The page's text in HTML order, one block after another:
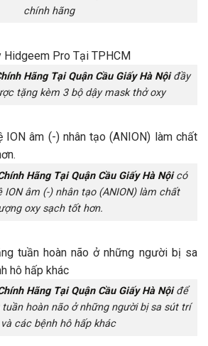
chính hãng
Hãng Tại Quận Cầu Giấy Hà Nội đầy
tặng kèm 3 bộ dậy mask thở oxy
Hãng Tại Quận Cầu Giấy Hà Nộicó
ION âm (-) nhân tạo (ANION) làm chất
oxy sạch tốt hơn.
Hãng Tại Quận Cầu Giấy Hà Nộiđể
hoàn não ở những người bị sa sút trí
các bệnh hô hấp khác